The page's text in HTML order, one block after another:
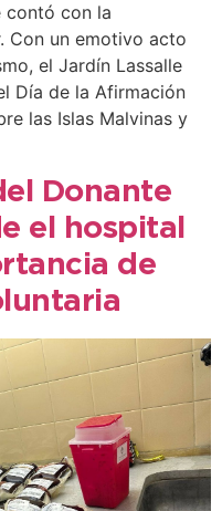
contó con la
Con un emotivo acto
el Jardín Lassalle
Día de la Afirmación
las Islas Malvinas y
Donante
el hospital
de